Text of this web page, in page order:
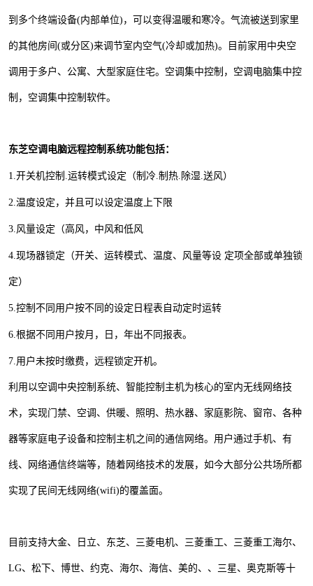
到多个终端设备(内部单位)，可以变得温暖和寒冷。气流被送到家里
的其他房间(或分区)来调节室内空气(冷却或加热)。目前家用中央空
调用于多户、公寓、大型家庭住宅。空调集中控制，空调电脑集中控
制，空调集中控制软件。
东芝空调电脑远程控制系统功能包括：
1.开关机控制.运转模式设定（制冷.制热.除湿.送风）
2.温度设定，并且可以设定温度上下限
3.风量设定（高风，中风和低风
4.现场器锁定（开关、运转模式、温度、风量等设 定项全部或单独锁
定）
5.控制不同用户按不同的设定日程表自动定时运转
6.根据不同用户按月 ，日， 年出不同报表。
7.用户未按时缴费， 远程锁定开机。
利用以空调中央控制系统、智能控制主机为核心的室内无线网络技
术，实现门禁、空调、供暖、照明、热水器、家庭影院、窗帘、各种
器等家庭电子设备和控制主机之间的通信网络。用户通过手机、有
线、网络通信终端等，随着网络技术的发展，如今大部分公共场所都
实现了民间无线网络(wifi)的覆盖面。
目前支持大金、日立、东芝、三菱电机、三菱重工、三菱重工海尔、
LG、松下、博世、约克、海尔、海信、美的、、三星、奥克斯等十